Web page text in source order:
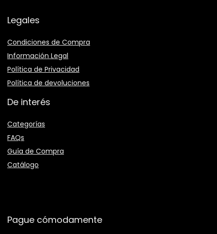
Legales
Condiciones de Compra
Información Legal
Política de Privacidad
Política de devoluciones
De interés
Categorías
FAQs
Guía de Compra
Catálogo
Pague cómodamente